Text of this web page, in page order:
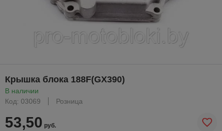
Крышка блока 188F(GX390)
В наличии
Код: 03069
Розница
53,50 руб.